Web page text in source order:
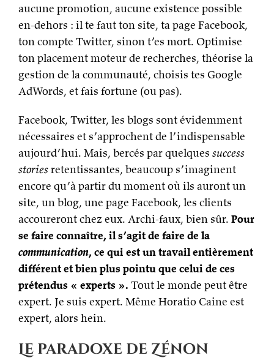
aucune promotion, aucune existence possible
en-dehors : il te faut ton site, ta page Facebook,
ton compte Twitter, sinon t’es mort. Optimise
ton placement moteur de recherches, théorise la
gestion de la communauté, choisis tes Google
AdWords, et fais fortune (ou pas).
Facebook, Twitter, les blogs sont évidemment
nécessaires et s’approchent de l’indispensable
aujourd’hui. Mais, bercés par quelques success
storiesretentissantes, beaucoup s’imaginent
encore qu’à partir du moment où ils auront un
site, un blog, une page Facebook, les clients
accoureront chez eux. Archi-faux, bien sûr. Pour
se faire connaître, il s’agit de faire de la
communication, ce qui est un travail entièrement
différent et bien plus pointu que celui de ces
prétendus « experts ». Tout le monde peut être
expert. Je suis expert. Même Horatio Caine est
expert, alors hein.
Le paradoxe de Zénon